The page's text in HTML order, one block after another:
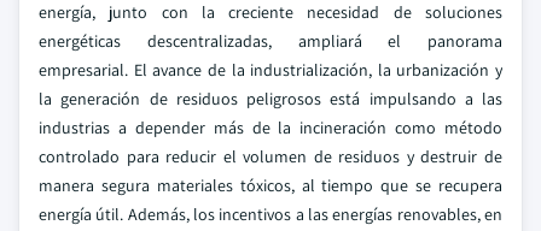
energía, junto con la creciente necesidad de soluciones
energéticas descentralizadas, ampliará el panorama
empresarial. El avance de la industrialización, la urbanización y
la generación de residuos peligrosos está impulsando a las
industrias a depender más de la incineración como método
controlado para reducir el volumen de residuos y destruir de
manera segura materiales tóxicos, al tiempo que se recupera
energía útil. Además, los incentivos a las energías renovables, en